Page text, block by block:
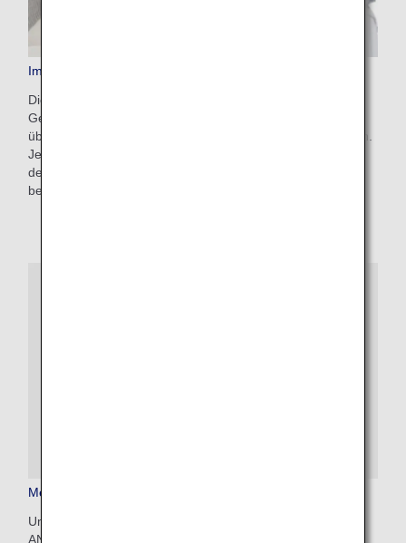
Im Voraus bezahltes Zusatzgepäck
Dies ist ein bequemer Service, mit dem Sie zusätzliche
Gebühren für Gepäck, das die Freigepäckgrenze
überschreitet, vorab auf der ANA-Website bezahlen können.
Je nach Gewichtsbeschränkungen und Reisezielen beträgt
der Preis 100 bis 200 USD. Nach der Flugbuchung online
beantragen.
Medizinische Versorgung an Bord
Um unseren Kunden ein sicheres Gefühl zu geben, bietet
ANA ein Unterstützungssystem für Passagiere, die an Bord